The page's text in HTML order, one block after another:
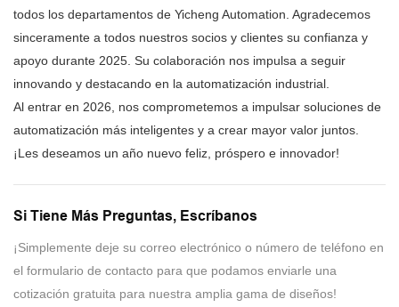
todos los departamentos de Yicheng Automation. Agradecemos
sinceramente a todos nuestros socios y clientes su confianza y
apoyo durante 2025. Su colaboración nos impulsa a seguir
innovando y destacando en la automatización industrial.
Al entrar en 2026, nos comprometemos a impulsar soluciones de
automatización más inteligentes y a crear mayor valor juntos.
¡Les deseamos un año nuevo feliz, próspero e innovador!
Si Tiene Más Preguntas, Escríbanos
¡Simplemente deje su correo electrónico o número de teléfono en
el formulario de contacto para que podamos enviarle una
cotización gratuita para nuestra amplia gama de diseños!